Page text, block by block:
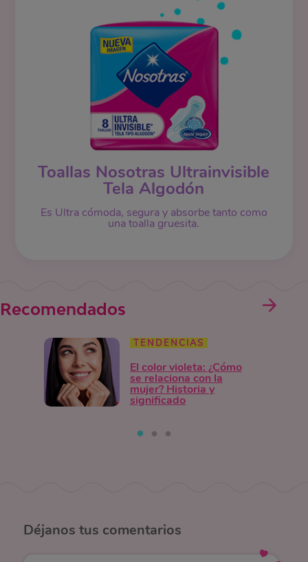
Toallas Nosotras Ultrainvisible
Tela Algodón
Es Ultra cómoda, segura y absorbe tanto como
una toalla gruesita.
Recomendados
TENDENCIAS
El color violeta: ¿Cómo
se relaciona con la
mujer? Historia y
significado
Déjanos tus comentarios